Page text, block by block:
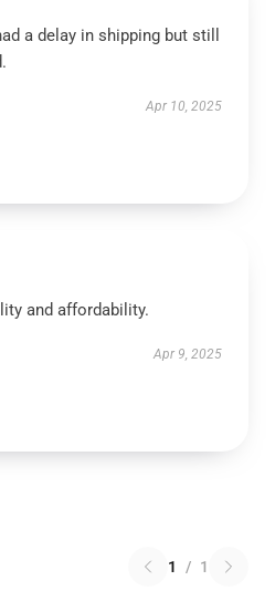
a delay in shipping but still
Apr 10, 2025
and affordability.
Apr 9, 2025
1 / 1